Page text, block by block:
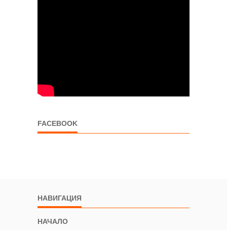
FACEBOOK
НАВИГАЦИЯ
НАЧАЛО